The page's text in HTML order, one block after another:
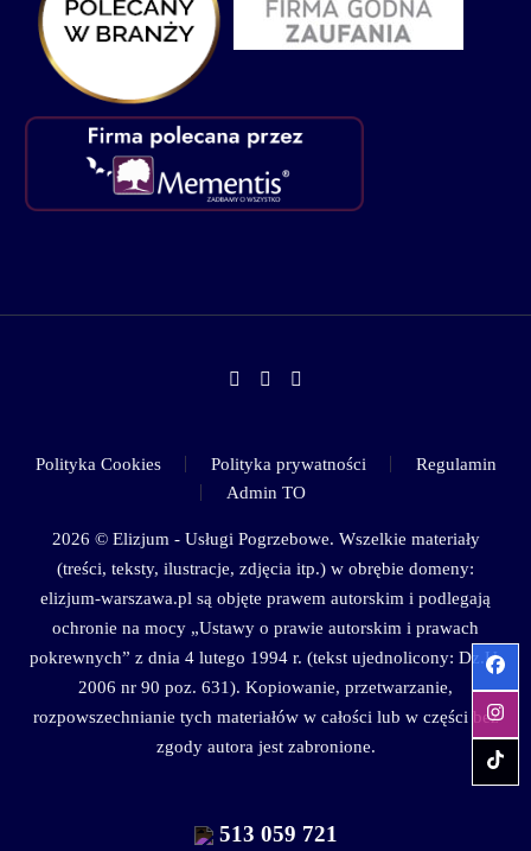
Polityka Cookies Polityka prywatności
Regulamin
Admin TO
2026 © Elizjum - Usługi Pogrzebowe. Wszelkie materiały
(treści, teksty, ilustracje, zdjęcia itp.) w obrębie domeny:
elizjum-warszawa.pl są objęte prawem autorskim i podlegają
ochronie na mocy „Ustawy o prawie autorskim i prawach
pokrewnych” z dnia 4 lutego 1994 r. (tekst ujednolicony: Dz.U.
2006 nr 90 poz. 631). Kopiowanie, przetwarzanie,
rozpowszechnianie tych materiałów w całości lub w części bez
zgody autora jest zabronione.
513 059 721